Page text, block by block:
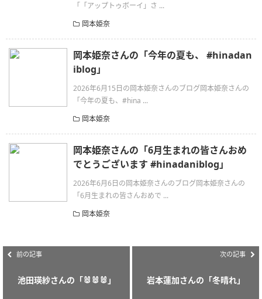
「「アップトゥボーイ」さ ...
岡本姫奈
岡本姫奈さんの「今年の夏も、 #hinadan
iblog」
2026年6月15日の岡本姫奈さんのブログ岡本姫奈さんの
「今年の夏も、#hina ...
岡本姫奈
岡本姫奈さんの「6月生まれの皆さんおめ
でとうございます #hinadaniblog」
2026年6月6日の岡本姫奈さんのブログ岡本姫奈さんの
「6月生まれの皆さんおめで ...
岡本姫奈
前の記事
池田瑛紗さんの「🐰🐰🐰」
次の記事
岩本蓮加さんの「冬晴れ」